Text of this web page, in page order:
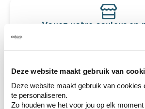
Deze website maakt gebruik van
Deze website maakt gebruik van cookies
te personaliseren.
Zo houden we het voor jou op elk moment
Voyez votre couleur en
Découvrez des échantillons
votre couleur.
Obtenez des conseils
combinaison de couleurs.